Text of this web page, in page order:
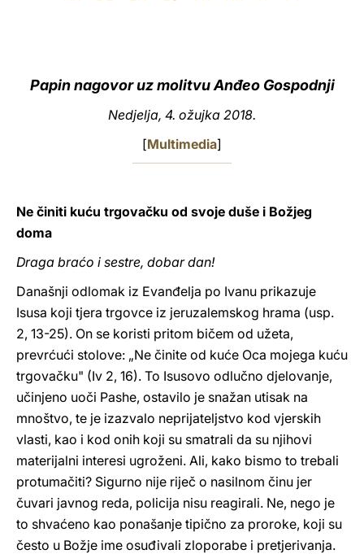
Papin nagovor uz molitvu Anđeo Gospodnji
Nedjelja, 4. ožujka 2018.
[Multimedia]
Ne činiti kuću trgovačku od svoje duše i Božjeg
doma
Draga braćo i sestre, dobar dan!
Današnji odlomak iz Evanđelja po Ivanu prikazuje
Isusa koji tjera trgovce iz jeruzalemskog hrama (usp.
2, 13-25). On se koristi pritom bičem od užeta,
prevrćući stolove: „Ne činite od kuće Oca mojega kuću
trgovačku" (Iv 2, 16). To Isusovo odlučno djelovanje,
učinjeno uoči Pashe, ostavilo je snažan utisak na
mnoštvo, te je izazvalo neprijateljstvo kod vjerskih
vlasti, kao i kod onih koji su smatrali da su njihovi
materijalni interesi ugroženi. Ali, kako bismo to trebali
protumačiti? Sigurno nije riječ o nasilnom činu jer
čuvari javnog reda, policija nisu reagirali. Ne, nego je
to shvaćeno kao ponašanje tipično za proroke, koji su
često u Božje ime osuđivali zloporabe i pretjerivanja.